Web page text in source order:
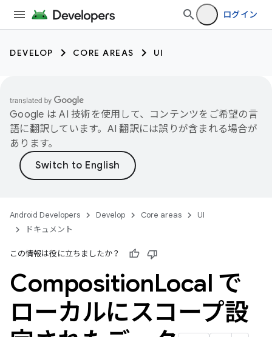
ログイン
DEVELOP CORE AREAS UI
Google は AI 技術を使用して、コンテンツをご希望の言
語に翻訳しています。AI 翻訳には誤りが含まれる場合が
あります。
Android Developers Develop Core areas
UI
ドキュメント
この情報は役に立ちましたか？
CompositionLocal で
ローカルにスコープ設